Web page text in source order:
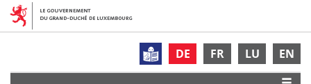
DE FR LU EN